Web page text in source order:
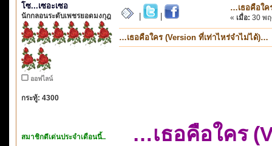
โซ...เซอะเซอ
นักกลอนระดับเพชรยอดมงกุฎ
ออฟไลน์
กระทู้: 4300
สมาชิกดีเด่นประจำเดือนนี้..
…เธอคือใค
« เมื่อ: 30 พ
…เธอคือใคร (Version ที่เท่าไหร่จำไม่ได้)…
…เธอคือใคร